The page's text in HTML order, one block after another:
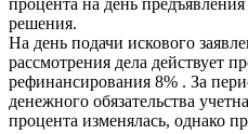
процента на день
решения.
На день подачи искового
рассмотрения дела действует
рефинансирования 8% . За
денежного обязательства
процента изменялась, однако